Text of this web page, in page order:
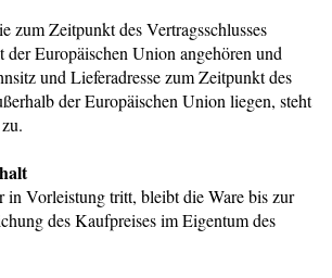
zum Zeitpunkt des Vertragsschlusses
der Europäischen Union angehören und
und Lieferadresse zum Zeitpunkt des
der Europäischen Union liegen, steht
in Vorleistung tritt, bleibt die Ware bis zur
des Kaufpreises im Eigentum des